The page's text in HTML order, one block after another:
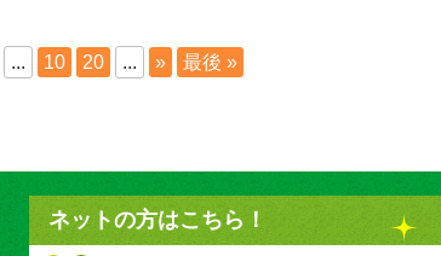
... 10 20 ... » 最後 »
ネットの方はこちら！